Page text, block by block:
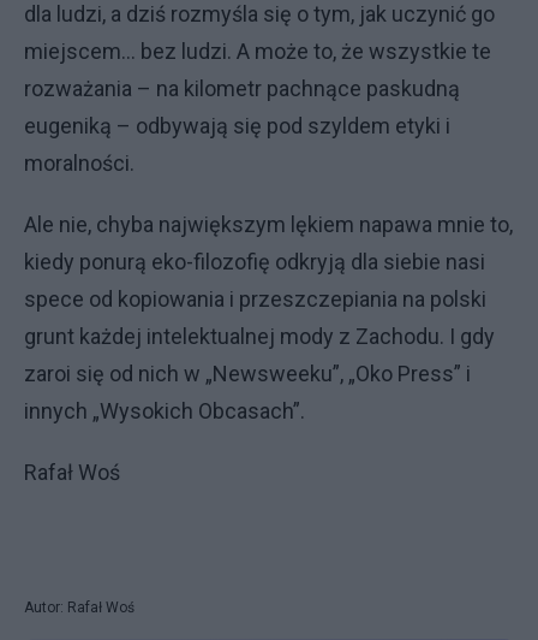
dla ludzi, a dziś rozmyśla się o tym, jak uczynić go
miejscem… bez ludzi. A może to, że wszystkie te
rozważania – na kilometr pachnące paskudną
eugeniką – odbywają się pod szyldem etyki i
moralności.
Ale nie, chyba największym lękiem napawa mnie to,
kiedy ponurą eko-filozofię odkryją dla siebie nasi
spece od kopiowania i przeszczepiania na polski
grunt każdej intelektualnej mody z Zachodu. I gdy
zaroi się od nich w „Newsweeku”, „Oko Press” i
innych „Wysokich Obcasach”.
Rafał Woś
Autor: Rafał Woś